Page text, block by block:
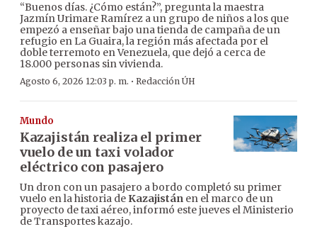
“Buenos días. ¿Cómo están?”, pregunta la maestra
Jazmín Urimare Ramírez a un grupo de niños a los que
empezó a enseñar bajo una tienda de campaña de un
refugio en La Guaira, la región más afectada por el
doble terremoto en Venezuela, que dejó a cerca de
18.000 personas sin vivienda.
Agosto 6, 2026 12:03 p. m. · Redacción ÚH
Mundo
Kazajistán realiza el primer
vuelo de un taxi volador
eléctrico con pasajero
Un dron con un pasajero a bordo completó su primer
vuelo en la historia de Kazajistán en el marco de un
proyecto de taxi aéreo, informó este jueves el Ministerio
de Transportes kazajo.